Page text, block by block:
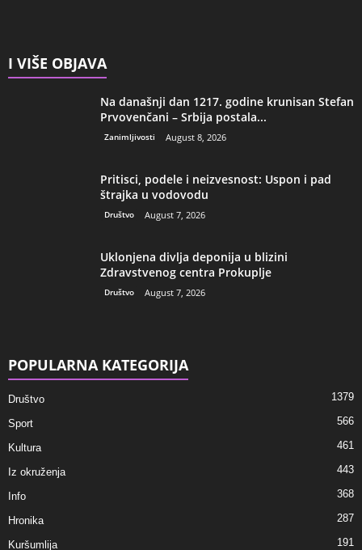
I VIŠE OBJAVA
Na današnji dan 1217. godine krunisan Stefan
Prvovenčani – Srbija postala...
Zanimljivosti August 8, 2026
Pritisci, podele i neizvesnost: Uspon i pad
štrajka u vodovodu
Društvo August 7, 2026
Uklonjena divlja deponija u blizini
Zdravstvenog centra Prokuplje
Društvo August 7, 2026
POPULARNA KATEGORIJA
Društvo 1379
Sport 566
Kultura 461
Iz okruženja 443
Info 368
Hronika 287
Kuršumlija 191